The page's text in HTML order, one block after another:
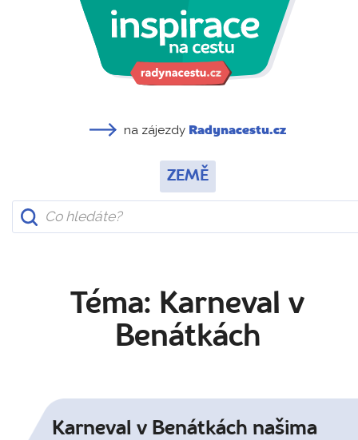
na zájezdy Radynacestu.cz
ZEMĚ
Téma: Karneval v
Benátkách
Karneval v Benátkách našima